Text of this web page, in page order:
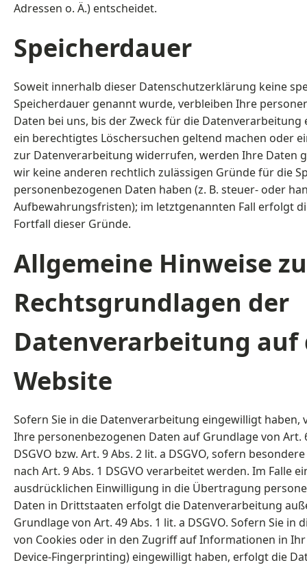
Adressen o. Ä.) entscheidet.
Speicherdauer
Soweit innerhalb dieser Datenschutzerklärung keine
Speicherdauer genannt wurde, verbleiben Ihre
Daten bei uns, bis der Zweck für die Datenverarbeitung
ein berechtigtes Löschersuchen geltend machen oder
zur Datenverarbeitung widerrufen, werden Ihre Daten
wir keine anderen rechtlich zulässigen Gründe für die
personenbezogenen Daten haben (z. B. steuer- oder
Aufbewahrungsfristen); im letztgenannten Fall erfolgt
Fortfall dieser Gründe.
Allgemeine Hinweise
Rechtsgrundlagen der
Datenverarbeitung auf
Website
Sofern Sie in die Datenverarbeitung eingewilligt haben,
Ihre personenbezogenen Daten auf Grundlage von Art.
DSGVO bzw. Art. 9 Abs. 2 lit. a DSGVO, sofern
nach Art. 9 Abs. 1 DSGVO verarbeitet werden. Im Falle
ausdrücklichen Einwilligung in die Übertragung
Daten in Drittstaaten erfolgt die Datenverarbeitung
Grundlage von Art. 49 Abs. 1 lit. a DSGVO. Sofern Sie in
von Cookies oder in den Zugriff auf Informationen in Ihr
Device-Fingerprinting) eingewilligt haben, erfolgt die